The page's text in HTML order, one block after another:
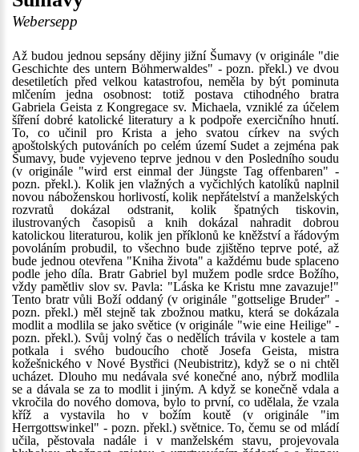
Webersepp
Až budou jednou sepsány dějiny jižní Šumavy (v originále "die
Geschichte des untern Böhmerwaldes" - pozn. překl.) ve dvou
desetiletích před velkou katastrofou, neměla by být pominuta
mlčením jedna osobnost: totiž postava ctihodného bratra
Gabriela Geista z Kongregace sv. Michaela, vzniklé za účelem
šíření dobré katolické literatury a k podpoře exercičního hnutí.
To, co učinil pro Krista a jeho svatou církev na svých
apoštolských putováních po celém území Sudet a zejména pak
Šumavy, bude vyjeveno teprve jednou v den Posledního soudu
(v originále "wird erst einmal der Jüngste Tag offenbaren" -
pozn. překl.). Kolik jen vlažných a vyčichlých katolíků naplnil
novou náboženskou horlivostí, kolik nepřátelství a manželských
rozvratů dokázal odstranit, kolik špatných tiskovin,
ilustrovaných časopisů a knih dokázal nahradit dobrou
katolickou literaturou, kolik jen příklonů ke kněžství a řádovým
povoláním probudil, to všechno bude zjištěno teprve poté, až
bude jednou otevřena "Kniha života" a každému bude splaceno
podle jeho díla. Bratr Gabriel byl mužem podle srdce Božího,
vždy pamětliv slov sv. Pavla: "Láska ke Kristu mne zavazuje!"
Tento bratr vůli Boží oddaný (v originále "gottselige Bruder" -
pozn. překl.) měl stejně tak zbožnou matku, která se dokázala
modlit a modlila se jako světice (v originále "wie eine Heilige" -
pozn. překl.). Svůj volný čas o nedělích trávila v kostele a tam
potkala i svého budoucího chotě Josefa Geista, mistra
kožešnického v Nové Bystřici (Neubistritz), když se o ni chtěl
ucházet. Dlouho mu nedávala své konečné ano, nýbrž modlila
se a dávala se za to modlit i jiným. A když se konečně vdala a
vkročila do nového domova, bylo to první, co udělala, že vzala
kříž a vystavila ho v božím koutě (v originále "im
Herrgottswinkel" - pozn. překl.) světnice. To, čemu se od mládí
učila, pěstovala nadále i v manželském stavu, projevovala